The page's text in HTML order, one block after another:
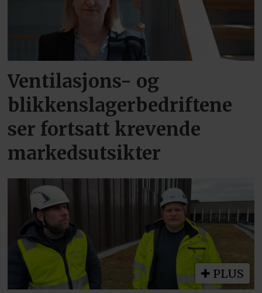
Ventilasjons- og
blikkenslagerbedriftene
ser fortsatt krevende
markedsutsikter
PLUS